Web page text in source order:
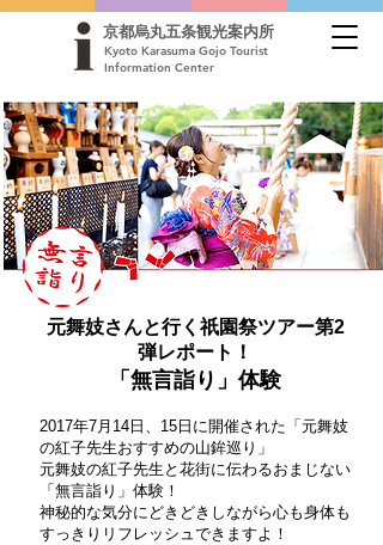
Kyoto Karasuma Gojo Tourist
Information Center
京都烏丸五条観光案内所
元舞妓さんと行く祇園祭ツアー第2
弾レポート！
「無言詣り」体験
2017年7月14日、15日に開催された「元舞妓
の紅子先生おすすめの山鉾巡り」
元舞妓の紅子先生と花街に伝わるおまじない
「無言詣り」体験！
神秘的な気分にどきどきしながら心も身体も
すっきりリフレッシュできますよ！